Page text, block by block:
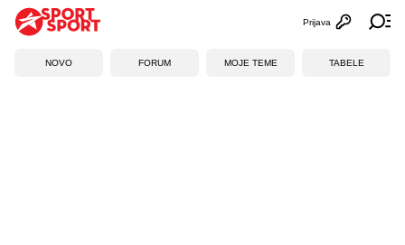
Otvori
Prijava
NOVO FORUM MOJE TEME TABELE